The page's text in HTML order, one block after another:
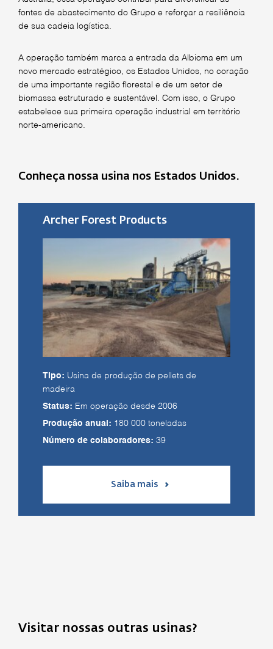
fontes de abastecimento do Grupo e reforçar a resiliência
de sua cadeia logística.
A operação também marca a entrada da Albioma em um
novo mercado estratégico, os Estados Unidos, no coração
de uma importante região florestal e de um setor de
biomassa estruturado e sustentável. Com isso, o Grupo
estabelece sua primeira operação industrial em território
norte-americano.
Conheça nossa usina nos Estados Unidos.
Archer Forest Products
Tipo: Usina de produção de pellets de
madeira
Status: Em operação desde 2006
Produção anual: 180 000 toneladas
Número de colaboradores: 39
Saiba mais
Visitar nossas outras usinas?